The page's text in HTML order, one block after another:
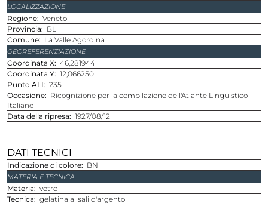
LOCALIZZAZIONE
Regione Veneto
Provincia
BL
Comune
La Valle Agordina
GEOREFERENZIAZIONE
Coordinata X 46,281944
Coordinata Y 12,066250
Punto ALI
235
Occasione
Ricognizione per la compilazione dell'Atlante Linguistico
Italiano
Data della ripresa
1927/08/12
DATI TECNICI
Indicazione di colore BN
MATERIA E TECNICA
Materia
vetro
Tecnica
gelatina ai sali d'argento